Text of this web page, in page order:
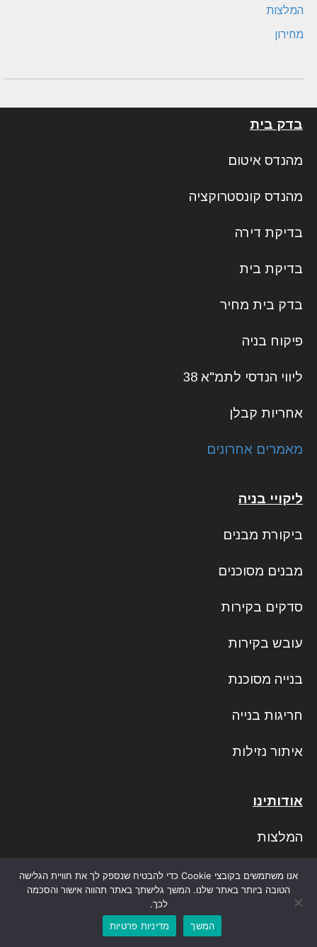
המלצות
מחירון
בדק בית
מהנדס איטום
מהנדס קונסטרוקציה
בדיקת דירה
בדיקת בית
בדק בית מחיר
פיקוח בניה
ליווי הנדסי לתמ"א 38
אחריות קבלן
מאמרים אחרונים
ליקויי בניה
ביקורת מבנים
מבנים מסוכנים
סדקים בקירות
עובש בקירות
בנייה מסוכנת
חריגות בנייה
איתור נזילות
אודותינו
המלצות
מחירון
חוות דעת הנדסית
אנו משתמשים בקובצי Cookie כדי להבטיח שנספק לך את חוויית הגלישה
הטובה ביותר באתר שלנו. המשך גלישתך באתר תהווה אישור והסכמה
לכך.
המשך
מדיניות פרטיות